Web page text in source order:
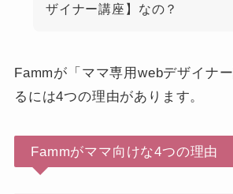
ザイナー講座】なの？
Fammが「ママ専用webデザイナ
るには4つの理由があります。
Fammがママ向けな4つの理由